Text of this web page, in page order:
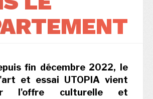
fin décembre 2022, le
et essai UTOPIA vient
l'offre culturelle et